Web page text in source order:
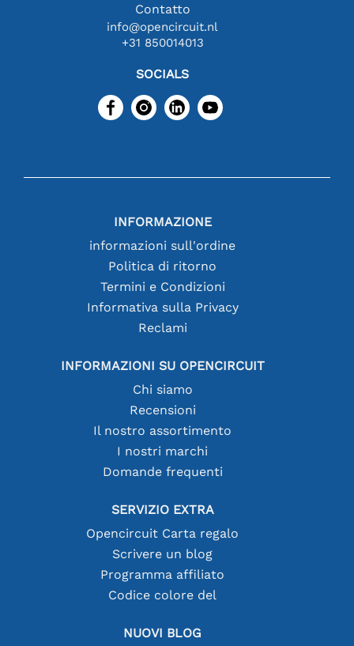
Contatto
info@opencircuit.nl
+31 850014013
SOCIALS
INFORMAZIONE
informazioni sull'ordine
Politica di ritorno
Termini e Condizioni
Informativa sulla Privacy
Reclami
INFORMAZIONI SU OPENCIRCUIT
Chi siamo
Recensioni
Il nostro assortimento
I nostri marchi
Domande frequenti
SERVIZIO EXTRA
Opencircuit Carta regalo
Scrivere un blog
Programma affiliato
Codice colore del
NUOVI BLOG